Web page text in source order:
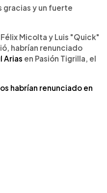
gracias y un fuerte
Micolta y Luis "Quick"
habrían renunciado
Arias en Pasión Tigrilla, el
habrían renunciado en